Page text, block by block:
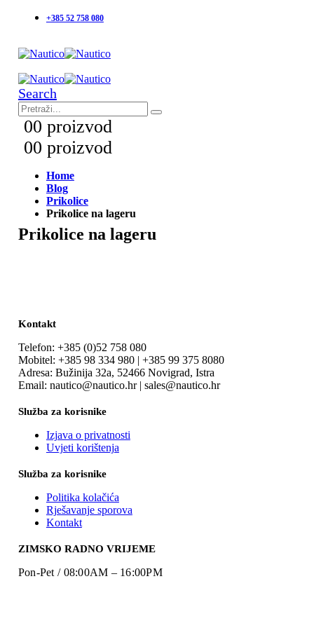
+385 52 758 080
Search
00 proizvod
00 proizvod
Home
Blog
Prikolice
Prikolice na lageru
Prikolice na lageru
Kontakt
Telefon: +385 (0)52 758 080
Mobitel: +385 98 334 980 | +385 99 375 8080
Adresa: Bužinija 32a, 52466 Novigrad, Istra
Email: nautico@nautico.hr | sales@nautico.hr
Služba za korisnike
Izjava o privatnosti
Uvjeti korištenja
Služba za korisnike
Politika kolačića
Rješavanje sporova
Kontakt
ZIMSKO RADNO VRIJEME
Pon-Pet / 08:00AM – 16:00PM